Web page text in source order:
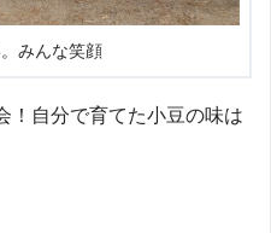
みんな笑顔
！自分で育てた小豆の味は